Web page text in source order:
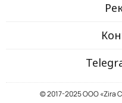
© 2017-2025 ООО «Zira